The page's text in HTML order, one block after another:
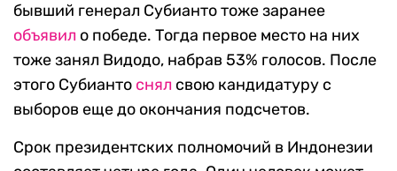
бывший генерал Субианто тоже заранее
объявил о победе. Тогда первое место на них
тоже занял Видодо, набрав 53% голосов. После
этого Субианто снял свою кандидатуру с
выборов еще до окончания подсчетов.
Срок президентских полномочий в Индонезии